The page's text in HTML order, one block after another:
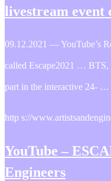
livestream
09.12.2021 — YouTube’s
called Escape2021 … BTS,
part in the interactive 24- …
http s://
YouTube –
Engineers